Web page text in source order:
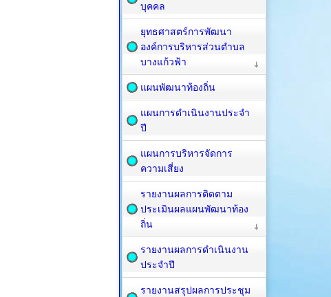
บุคคล
ยุทธศาสตร์การพัฒนา
องค์การบริหารส่วนตำบล
บางแก้วฟ้า
แผนพัฒนาท้องถิ่น
แผนการดำเนินงานประจำ
ปี
แผนการบริหารจัดการ
ความเสี่ยง
รายงานผลการติดตาม
ประเมินผลแผนพัฒนาท้อง
ถิ่น
รายงานผลการดำเนินงาน
ประจำปี
รายงานสรุปผลการประชุม